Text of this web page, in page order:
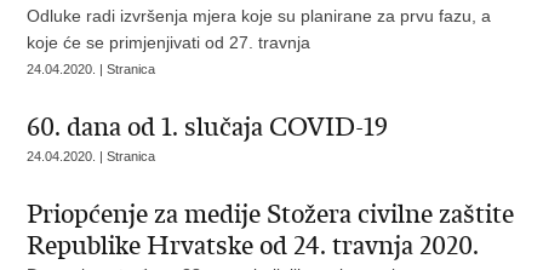
Odluke radi izvršenja mjera koje su planirane za prvu fazu, a
koje će se primjenjivati od 27. travnja
24.04.2020. | Stranica
60. dana od 1. slučaja COVID-19
24.04.2020. | Stranica
Priopćenje za medije Stožera civilne zaštite
Republike Hrvatske od 24. travnja 2020.